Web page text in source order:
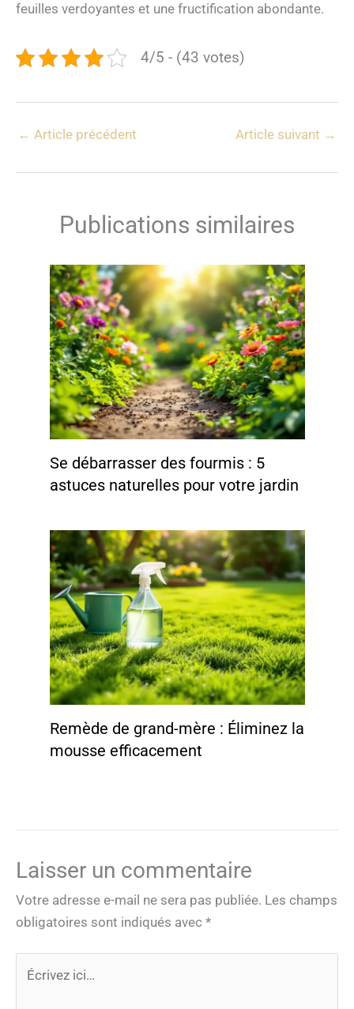
feuilles verdoyantes et une fructification abondante.
4/5 - (43 votes)
← Article précédent Article suivant →
Publications similaires
Se débarrasser des fourmis : 5
astuces naturelles pour votre jardin
Remède de grand-mère : Éliminez la
mousse efficacement
Laisser un commentaire
Votre adresse e-mail ne sera pas publiée. Les champs
obligatoires sont indiqués avec *